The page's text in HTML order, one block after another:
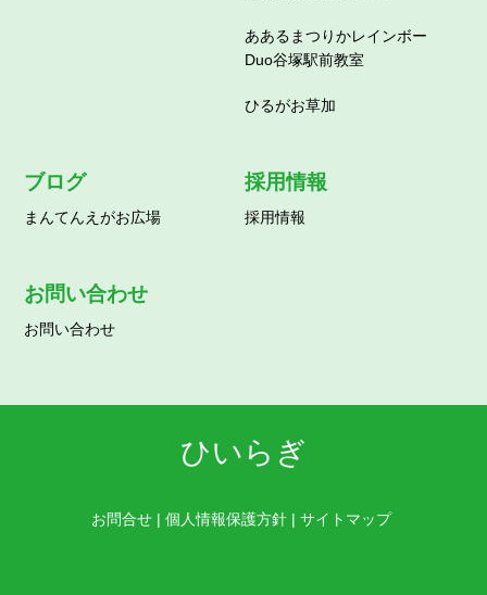
ああるまつりかレインボー
Duo谷塚駅前教室
ひるがお草加
ブログ
まんてんえがお広場
採用情報
採用情報
お問い合わせ
お問い合わせ
ひいらぎ
お問合せ | 個人情報保護方針 | サイトマップ